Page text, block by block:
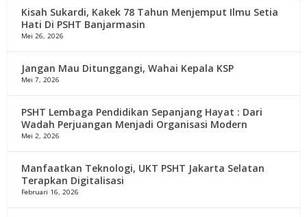
Kisah Sukardi, Kakek 78 Tahun Menjemput Ilmu Setia
Hati Di PSHT Banjarmasin
Mei 26, 2026
Jangan Mau Ditunggangi, Wahai Kepala KSP
Mei 7, 2026
PSHT Lembaga Pendidikan Sepanjang Hayat : Dari
Wadah Perjuangan Menjadi Organisasi Modern
Mei 2, 2026
Manfaatkan Teknologi, UKT PSHT Jakarta Selatan
Terapkan Digitalisasi
Februari 16, 2026